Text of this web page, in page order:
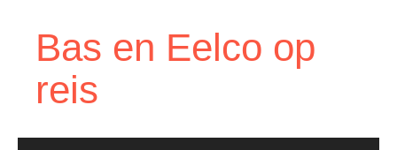
Bas en Eelco op
reis